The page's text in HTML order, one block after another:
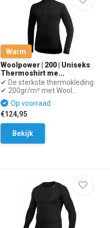
Warm
Woolpower | 200 | Uniseks
Thermoshirt me...
✔ De sterkste thermokleding
✔ 200gr/m² met Wool...
Op voorraad
€124,95
Bekijk